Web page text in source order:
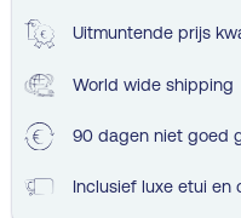
Uitmuntende prijs
World wide shipping
90 dagen niet goed
Inclusief luxe etui en